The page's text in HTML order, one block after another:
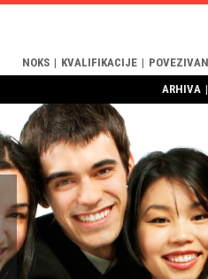
NOKS | KVALIFIKACIJE |
ARHIVA |